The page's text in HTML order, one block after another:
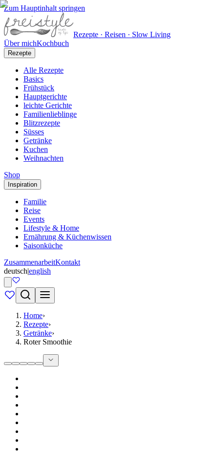
Zum Hauptinhalt springen
Rezepte · Reisen · Slow Living
Über michKochbuch
Rezepte
Alle Rezepte
Basics
Frühstück
Hauptgerichte
leichte Gerichte
Familienlieblinge
Blitzrezepte
Süsses
Getränke
Kuchen
Weihnachten
Shop
Inspiration
Familie
Reise
Events
Lifestyle & Home
Ernährung & Küchenwissen
Saisonküche
ZusammenarbeitKontakt
deutsch|english
Home›
Rezepte›
Getränke›
Roter Smoothie